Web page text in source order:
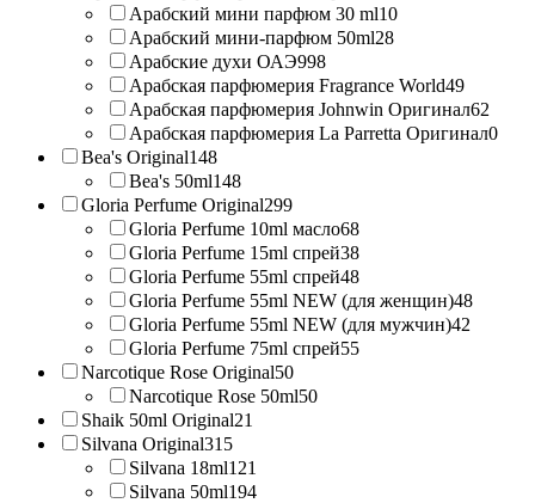
Арабский мини парфюм 30 ml10
Арабский мини-парфюм 50ml28
Арабские духи ОАЭ998
Арабская парфюмерия Fragrance World49
Арабская парфюмерия Johnwin Оригинал62
Арабская парфюмерия La Parretta Оригинал0
Bea's Original148
Bea's 50ml148
Gloria Perfume Original299
Gloria Perfume 10ml масло68
Gloria Perfume 15ml спрей38
Gloria Perfume 55ml спрей48
Gloria Perfume 55ml NEW (для женщин)48
Gloria Perfume 55ml NEW (для мужчин)42
Gloria Perfume 75ml спрей55
Narcotique Rose Original50
Narcotique Rose 50ml50
Shaik 50ml Original21
Silvana Original315
Silvana 18ml121
Silvana 50ml194